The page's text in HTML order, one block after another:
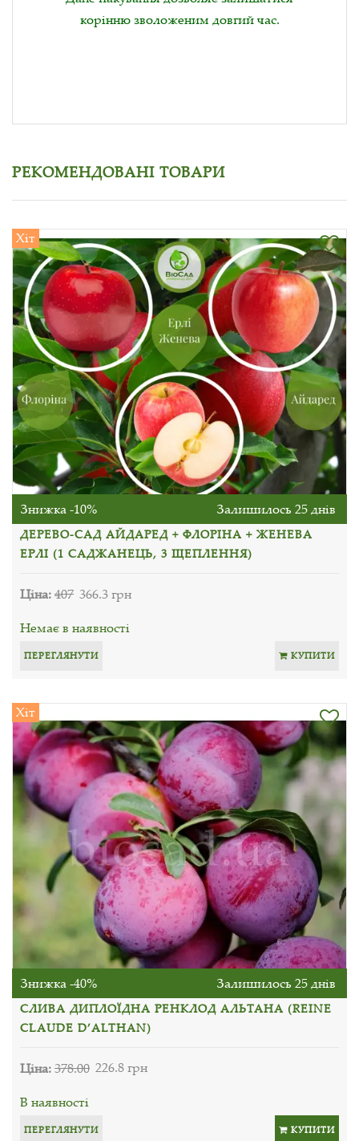
корінню зволоженим довгий час.
РЕКОМЕНДОВАНІ ТОВАРИ
Хіт
Знижка -10% Залишилось 25 днів
ДЕРЕВО-САД АЙДАРЕД + ФЛОРІНА + ЖЕНЕВА
ЕРЛІ (1 САДЖАНЕЦЬ, 3 ЩЕПЛЕННЯ)
Ціна:407 366.3 грн
Немає в наявності
ПЕРЕГЛЯНУТИ КУПИТИ
Хіт
Знижка -40% Залишилось 25 днів
СЛИВА ДИПЛОЇДНА РЕНКЛОД АЛЬТАНА (REINE
CLAUDE D’ALTHAN)
Ціна:378.00 226.8 грн
В наявності
ПЕРЕГЛЯНУТИ КУПИТИ